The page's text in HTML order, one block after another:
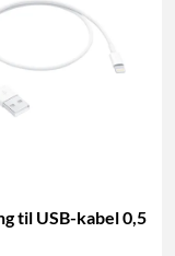
til USB-kabel 0,5